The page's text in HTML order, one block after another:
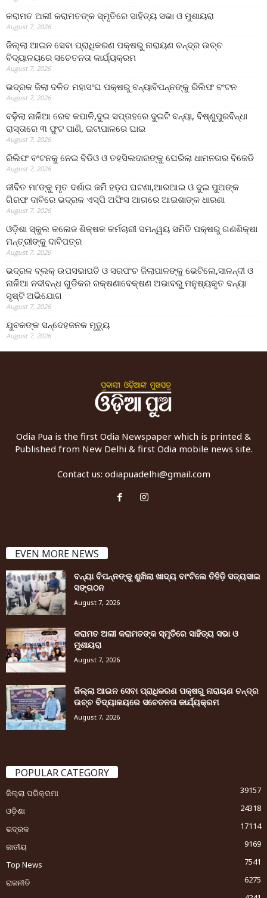
କରାମତ ଅଲୀ କରାମତଙ୍କ ସ୍ମୃତିରେ ସାହିତ୍ୟ ସଭା ଓ ମୁଶାୟରା
August 7, 2026
ଜିଲ୍ଲା ଆଇନ ସେବା ପ୍ରାଧିକରଣ ପକ୍ଷରୁ ନାରାୟଣ ଚନ୍ଦ୍ର ଉଚ୍ଚ
ବିଦ୍ୟାଳୟରେ ସଚେତନତା କାର୍ଯ୍ୟକ୍ରମ
August 7, 2026
ଭଦ୍ରକ ଜିଲା ଦଳିତ ମହାସଂଘ ପକ୍ଷରୁ ବନ୍ୟାବିପନ୍ନଙ୍କୁ ରିଲିଫ ବଂଟନ
August 7, 2026
ବଢ଼ିଲା ନାଳିଆ ରେବ କପାଳି,ଦୁଇ ସପ୍ତାହରେ ଦୁଇଟି ବନ୍ୟା, ବିଷ୍ଣୁପୁରବିନ୍ଧା
ରାସ୍ତାରେ ୩ ଫୁଟ ପାଣି, ଇଟାପାଳରେ ଘାଇ
August 7, 2026
ରିଲିଫ ବଂଟନକୁ ନେଇ ବିଡିଓ ଓ ତହସିଲଦାରଙ୍କୁ ଘେରିଲା ଧାମନଗର ବିଜେଡି
August 7, 2026
ଜୀବିତ ମା’ଙ୍କୁ ମୃତ ଦର୍ଶାଇ ଜମି ହଡ଼ପ ଘଟଣା,ଆରଆଇ ଓ ଦୁଇ ପୁଅଙ୍କ
ଗିରଫ ଦାବିରେ ଭଦ୍ରକ ଏସ୍‌ପି ଅଫିସ ଆଗରେ ଆଇଶାଙ୍କ ଧାରଣା
August 7, 2026
ଓଡ଼ିଶା ସ୍କୁଲ କଲେଜ ଶିକ୍ଷକ କର୍ମଚାରୀ ସମନ୍ୱୟ ସମିତି ପକ୍ଷରୁ ଗଣଶିକ୍ଷା
ମନ୍ତ୍ରୀଙ୍କୁ ଦାବିପତ୍ର
August 7, 2026
ଭଦ୍ରକ ବ୍ଲକ୍ ଉପସଭାପତି ଓ ସରପଂଚ ଜିଲାପାଳଙ୍କୁ ଭେଟିଲେ,ସାଳନ୍ଦୀ ଓ
ନାଳିଆ ନଦୀବନ୍ଧ ଗୁଡିକର ରକ୍ଷଣାବେକ୍ଷଣ ଅଭାବରୁ ମନୁଷ୍ୟକୃତ ବନ୍ୟା
ସୃଷ୍ଟି ଅଭିଯୋଗ
August 7, 2026
ଯୁବକଙ୍କ ସନ୍ଦେହଜନକ ମୃତ୍ୟୁ
August 7, 2026
Odia Pua is the first Odia Newspaper which is printed &
Published from New Delhi & first Odia mobile news site.
Contact us: odiapuadelhi@gmail.com
EVEN MORE NEWS
ବନ୍ୟା ବିପନ୍ନଙ୍କୁ ଶୁଖିଲା ଖାଦ୍ୟ ବାଂଟିଲେ ତିହିଡି଼ ସତ୍ୟସାଇ
ସଙ୍ଗଠନ
August 7, 2026
କରାମତ ଅଲୀ କରାମତଙ୍କ ସ୍ମୃତିରେ ସାହିତ୍ୟ ସଭା ଓ
ମୁଶାୟରା
August 7, 2026
ଜିଲ୍ଲା ଆଇନ ସେବା ପ୍ରାଧିକରଣ ପକ୍ଷରୁ ନାରାୟଣ ଚନ୍ଦ୍ର
ଉଚ୍ଚ ବିଦ୍ୟାଳୟରେ ସଚେତନତା କାର୍ଯ୍ୟକ୍ରମ
August 7, 2026
POPULAR CATEGORY
ଜିଲ୍ଲା ପରିକ୍ରମା
39157
ଓଡ଼ିଶା
24318
ଭଦ୍ରକ
17114
ଜାତୀୟ
9169
Top News
7541
ରାଜନୀତି
6275